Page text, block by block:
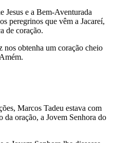
Jesus e a Bem-Aventurada
peregrinos que vêm a Jacareí,
de coração.
nos obtenha um coração cheio
Marcos Tadeu estava com
da oração, a Jovem Senhora do